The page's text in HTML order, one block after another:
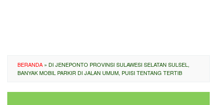
BERANDA » DI JENEPONTO PROVINSI SULAWESI SELATAN SULSEL,
BANYAK MOBIL PARKIR DI JALAN UMUM, PUISI TENTANG TERTIB